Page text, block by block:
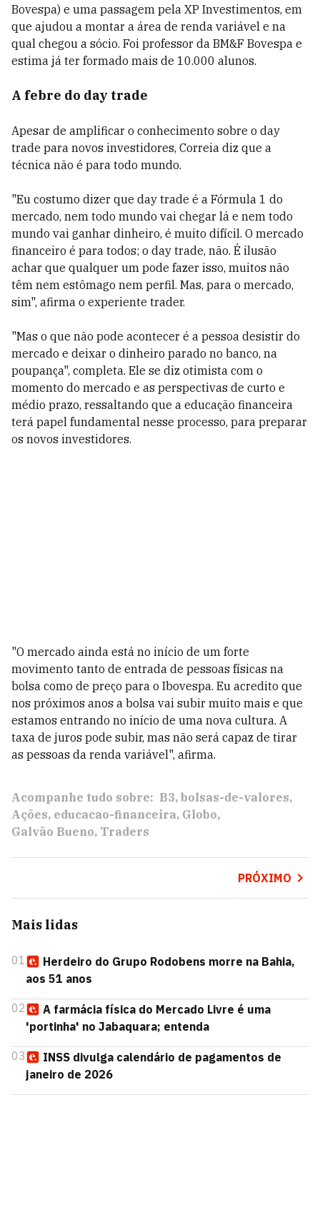
Bovespa) e uma passagem pela XP Investimentos, em
que ajudou a montar a área de renda variável e na
qual chegou a sócio. Foi professor da BM&F Bovespa e
estima já ter formado mais de 10.000 alunos.
A febre do day trade
Apesar de amplificar o conhecimento sobre o day
trade para novos investidores, Correia diz que a
técnica não é para todo mundo.
"Eu costumo dizer que day trade é a Fórmula 1 do
mercado, nem todo mundo vai chegar lá e nem todo
mundo vai ganhar dinheiro, é muito difícil. O mercado
financeiro é para todos; o day trade, não. É ilusão
achar que qualquer um pode fazer isso, muitos não
têm nem estômago nem perfil. Mas, para o mercado,
sim", afirma o experiente trader.
"Mas o que não pode acontecer é a pessoa desistir do
mercado e deixar o dinheiro parado no banco, na
poupança", completa. Ele se diz otimista com o
momento do mercado e as perspectivas de curto e
médio prazo, ressaltando que a educação financeira
terá papel fundamental nesse processo, para preparar
os novos investidores.
"O mercado ainda está no início de um forte
movimento tanto de entrada de pessoas físicas na
bolsa como de preço para o Ibovespa. Eu acredito que
nos próximos anos a bolsa vai subir muito mais e que
estamos entrando no início de uma nova cultura. A
taxa de juros pode subir, mas não será capaz de tirar
as pessoas da renda variável", afirma.
Acompanhe tudo sobre: B3 bolsas-de-valores
Ações educacao-financeira Globo
Galvão Bueno Traders
PRÓXIMO
Mais lidas
01
Herdeiro do Grupo Rodobens morre na Bahia,
aos 51 anos
02
A farmácia física do Mercado Livre é uma
'portinha' no Jabaquara; entenda
03
INSS divulga calendário de pagamentos de
janeiro de 2026